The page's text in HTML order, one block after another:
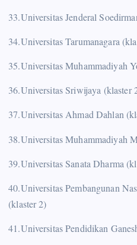
33.Universitas Jenderal
34.Universitas Tarumanagara
35.Universitas Muhammadiyah
36.Universitas Sriwijaya (klaster
37.Universitas Ahmad Dahlan
38.Universitas Muhammadiyah
39.Universitas Sanata Dharma
40.Universitas Pembangunan
(klaster 2)
41.Universitas Pendidikan